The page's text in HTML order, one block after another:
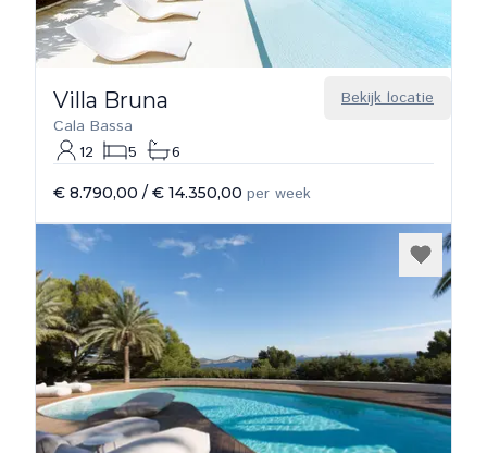
Bekijk locatie
Villa Bruna
Cala Bassa
12
5 6
€ 8.790,00 / € 14.350,00 per week